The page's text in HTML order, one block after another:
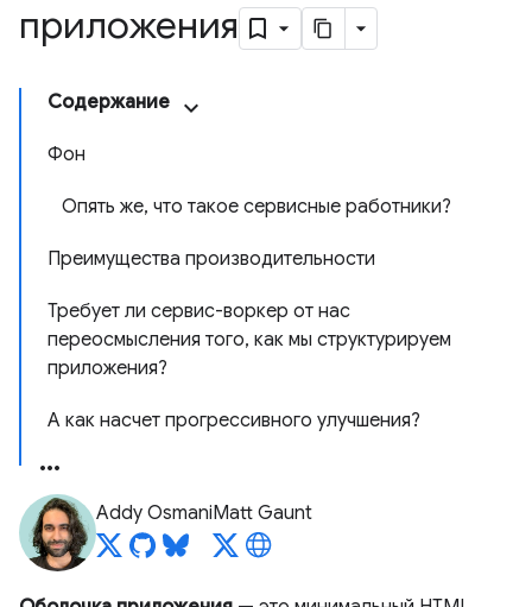
приложения
Содержание
Фон
Опять же, что такое сервисные работники?
Преимущества производительности
Требует ли сервис-воркер от нас
переосмысления того, как мы структурируем
приложения?
А как насчет прогрессивного улучшения?
Addy OsmaniMatt Gaunt